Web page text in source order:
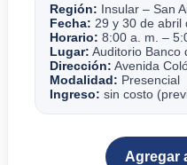
Región: Insular – San
Fecha: 29 y 30 de abril
Horario: 8:00 a. m. –
Lugar: Auditorio Banco
Dirección: Avenida
Modalidad: Presencial
Ingreso: sin costo
Agregar